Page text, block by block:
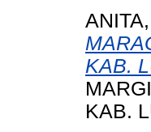
KAB.
KAB.